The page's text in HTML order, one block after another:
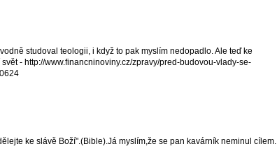
studoval teologii, i když to pak myslím nedopadlo. Ale teď ke
- http://www.financninoviny.cz/zpravy/pred-budovou-vlady-se-
ke slávě Boží".(Bible).Já myslím,že se pan kavárník neminul cílem.